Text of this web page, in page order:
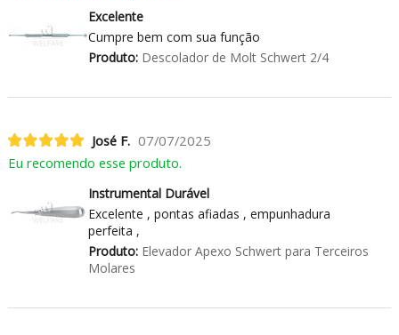
Excelente
Cumpre bem com sua função
Produto:Descolador de Molt Schwert 2/4
José F. 07/07/2025
Eu recomendo esse produto.
Instrumental Durável
Excelente , pontas afiadas , empunhadura
perfeita ,
Produto:Elevador Apexo Schwert para Terceiros
Molares